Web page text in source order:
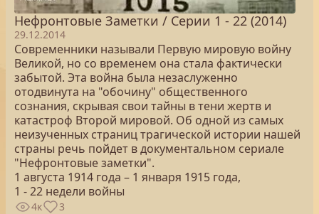
Нефронтовые Заметки / Серии 1 - 22 (2014)
29.12.2014
Современники называли Первую мировую войну
Великой, но со временем она стала фактически
забытой. Эта война была незаслуженно
отодвинута на "обочину" общественного
сознания, скрывая свои тайны в тени жертв и
катастроф Второй мировой. Об одной из самых
неизученных страниц трагической истории нашей
страны речь пойдет в документальном сериале
"Нефронтовые заметки".
1 августа 1914 года – 1 января 1915 года,
1 - 22 недели войны
4к 3